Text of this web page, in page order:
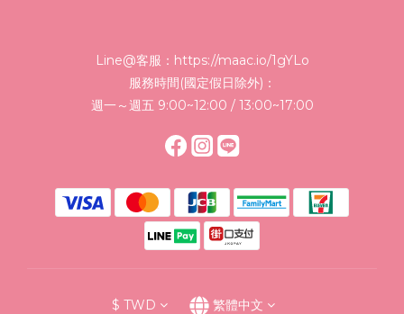
Line@客服： https://maac.io/1gYLo
服務時間(國定假日除外)：
週一～週五 9:00~12:00 / 13:00~17:00
$ TWD 繁體中文